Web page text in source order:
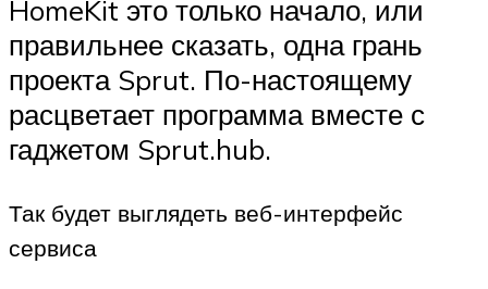
HomeKit это только начало, или
правильнее сказать, одна грань
проекта Sprut. По-настоящему
расцветает программа вместе с
гаджетом Sprut.hub.
Так будет выглядеть веб-интерфейс
сервиса